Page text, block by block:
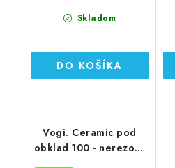
Skladom
DO KOŠÍKA
Vogi. Ceramic pod
obklad 100 - nerezový